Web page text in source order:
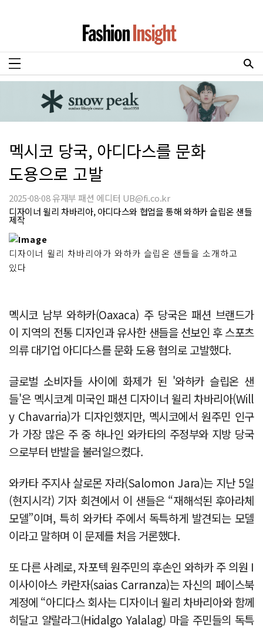
멕시코 당국, 아디다스를 문화
도용으로 고발
2025-08-08 유재부 패션 에디터 UB@fi.co.kr
디자이너 윌리 차바리아, 아디다스와 협업을 통해 와하카 슬립온 샌들
제작
디자이너 윌리 차바리아가 와하카 슬립온 샌들을 소개하고
있다
멕시코 남부 와하카(Oaxaca) 주 당국은 패션 브랜드가
이 지역의 전통 디자인과 유사한 샌들을 선보인 후 스포츠
의류 대기업 아디다스를 문화 도용 혐의로 고발했다.
글로벌 소비자들 사이에 화제가 된 '와하카 슬립온 샌
들'은 멕시코계 미국인 패션 디자이너 윌리 차바리아(Will
y Chavarria)가 디자인했지만, 멕시코에서 원주민 인구
가 가장 많은 주 중 하나인 와카타의 주정부와 지방 당국
으로부터 반발을 불러일으켰다.
와카타 주지사 살로몬 자라(Salomon Jara)는 지난 5일
(현지시각) 기자 회견에서 이 샌들은 “재해석된 후아라체
모델”이며, 특히 와카타 주에서 독특하게 발견되는 모델
이라고 말하며 이 문제를 처음 거론했다.
또 다른 사례로, 자포텍 원주민의 후손인 와하카 주 의원 I
이사이아스 카란자(saias Carranza)는 자신의 페이스북
계정에 “아디다스 회사는 디자이너 윌리 차바리아와 함께
히달고 얄랄라그(Hidalgo Yalalag) 마을 주민들의 독특